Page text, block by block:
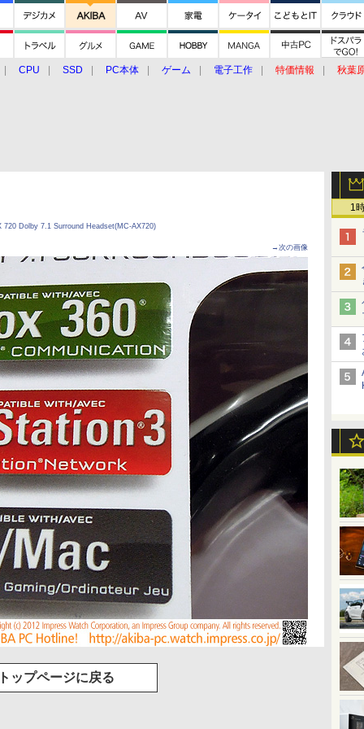
CPU SSD PC本体 ゲーム 電子工作 特価情報
秋葉
1
Dolby 7.1 Surround Headset(MC-AX720)
→次の画像
ップページに戻る